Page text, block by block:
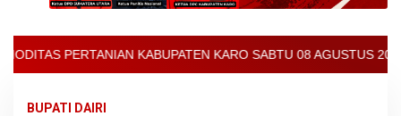
KARO SABTU 08 AGUSTUS 2026 - ARCIS
BUPATI DAIRI